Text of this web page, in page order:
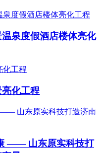
泉度假酒店楼体亮化
化工程
—— 山东原实科技打